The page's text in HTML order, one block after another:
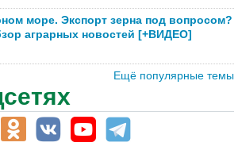
море. Экспорт зерна под вопросом?
аграрных новостей [+ВИДЕО]
Ещё популярные темы